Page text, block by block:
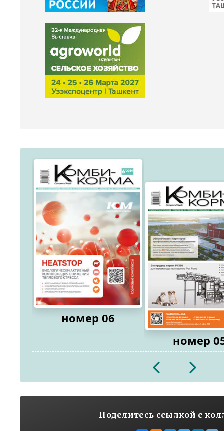
номер 06
номер
2026
Поделитесь ссылкой с